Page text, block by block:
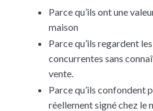
Parce qu’ils ont une
maison
Parce qu’ils regardent
concurrentes sans
vente.
Parce qu’ils confondent
réellement signé chez le